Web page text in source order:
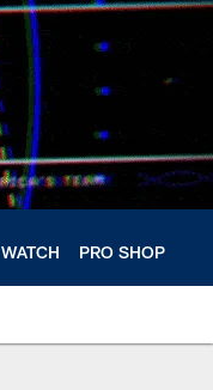
WATCH PRO SHOP